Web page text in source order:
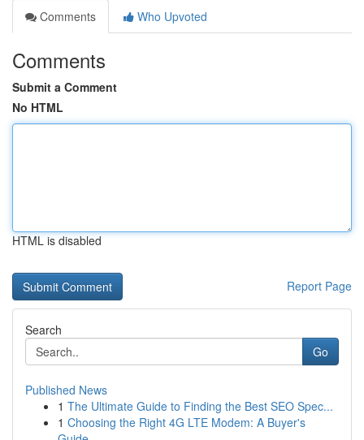
Comments
Who Upvoted
Comments
Submit a Comment
No HTML
HTML is disabled
Report Page
Search
Go
Published News
1 The Ultimate Guide to Finding the Best SEO Spec...
1 Choosing the Right 4G LTE Modem: A Buyer's